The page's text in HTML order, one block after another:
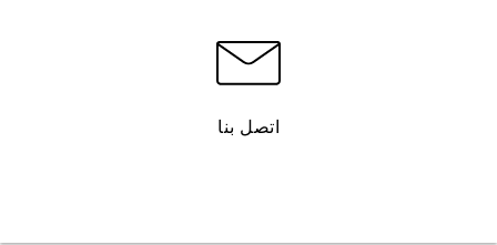
اتصل بنا